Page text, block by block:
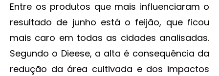
Entre os produtos que mais influenciaram o
resultado de junho está o feijão, que ficou
mais caro em todas as cidades analisadas.
Segundo o Dieese, a alta é consequência da
redução da área cultivada e dos impactos